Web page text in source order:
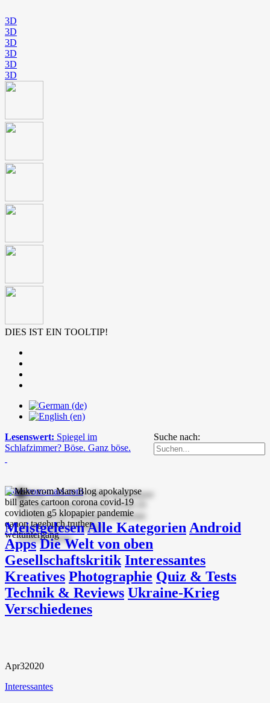
3D
3D
3D
3D
3D
3D
DIES IST EIN TOOLTIP!
Suche nach:
Lesenswert: Spiegel im
Schlafzimmer? Böse. Ganz böse.
mike-vom-mars.com
MeistgelesenAlle Kategorien Android
Apps Die Welt von oben
Gesellschaftskritik Interessantes
Kreatives Photographie Quiz & Tests
Technik & Reviews Ukraine-Krieg
Verschiedenes
Apr32020
Interessantes